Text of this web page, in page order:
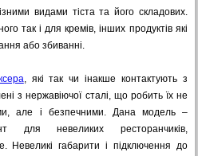
видами тіста та його складових.
так і для кремів, інших продуктів які
або збиванні.
, які так чи інакше контактують з
з нержавіючої сталі, що робить їх не
але і безпечними. Дана модель –
для невеликих ресторанчиків,
Невеликі габарити і підключення до